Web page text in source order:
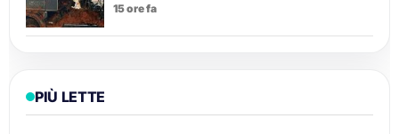
15 ore fa
PIÙ LETTE